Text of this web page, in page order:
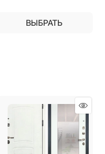
ВЫБРАТЬ